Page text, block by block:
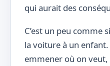
qui aurait des
C’est un peu comme
la voiture à un
emmener où on